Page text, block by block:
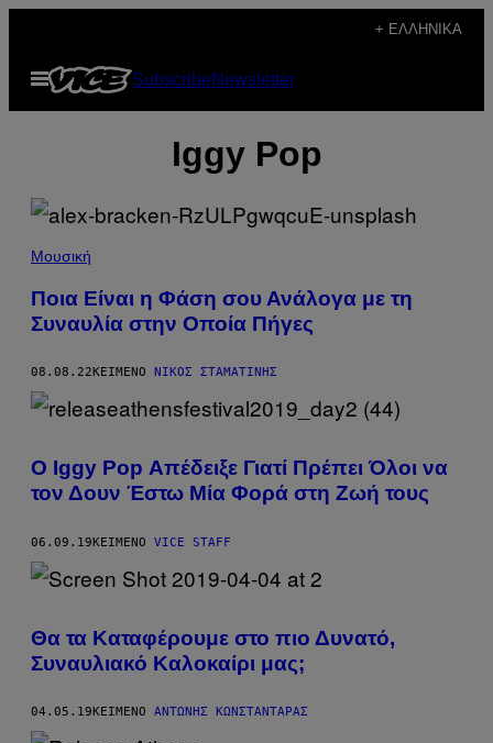
περιεχόμενο
+ ΕΛΛΗΝΙΚΆ
Ανοίξτε
το
μενού
SubscribeNewsletter
Iggy Pop
Μουσική
Ποια Είναι η Φάση σου Ανάλογα με τη
Συναυλία στην Οποία Πήγες
08.08.22 ΚΕΊΜΕΝΟ ΝΊΚΟΣ ΣΤΑΜΑΤΊΝΗΣ
O Iggy Pop Απέδειξε Γιατί Πρέπει Όλοι να
τον Δουν Έστω Μία Φορά στη Ζωή τους
06.09.19ΚΕΊΜΕΝΟ VICE STAFF
Θα τα Καταφέρουμε στο πιο Δυνατό,
Συναυλιακό Καλοκαίρι μας;
04.05.19 ΚΕΊΜΕΝΟ ΑΝΤΏΝΗΣ ΚΩΝΣΤΑΝΤΆΡΑΣ